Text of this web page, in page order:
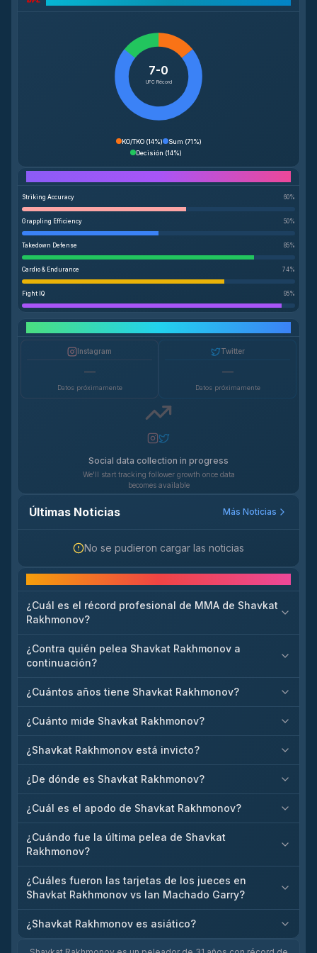
7-0
UFC Récord
KO/TKO(14%) Sum (71%)
Decisión (14%)
Striking Accuracy 60%
Grappling Efficiency 50%
Takedown Defense 85%
Cardio & Endurance 74%
Fight IQ 95%
Instagram
—
Datos próximamente
Twitter
—
Datos próximamente
Social data collection in progress
We'll start tracking follower growth once data
becomes available
Últimas Noticias Más Noticias
No se pudieron cargar las noticias
¿Cuál es el récord profesional de MMA de Shavkat
Rakhmonov?
¿Contra quién pelea Shavkat Rakhmonov a
continuación?
¿Cuántos años tiene Shavkat Rakhmonov?
¿Cuánto mide Shavkat Rakhmonov?
¿Shavkat Rakhmonov está invicto?
¿De dónde es Shavkat Rakhmonov?
¿Cuál es el apodo de Shavkat Rakhmonov?
¿Cuándo fue la última pelea de Shavkat
Rakhmonov?
¿Cuáles fueron las tarjetas de los jueces en
Shavkat Rakhmonov vs Ian Machado Garry?
¿Shavkat Rakhmonov es asiático?